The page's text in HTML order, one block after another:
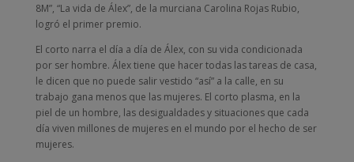
8M”, “La vida de Álex”, de la murciana Carolina Rojas Rubio,
logró el primer premio.
El corto narra el día a día de Álex, con su vida condicionada
por ser hombre. Álex tiene que hacer todas las tareas de casa,
le dicen que no puede salir vestido “así” a la calle, en su
trabajo gana menos que las mujeres. El corto plasma, en la
piel de un hombre, las desigualdades y situaciones que cada
día viven millones de mujeres en el mundo por el hecho de ser
mujeres.